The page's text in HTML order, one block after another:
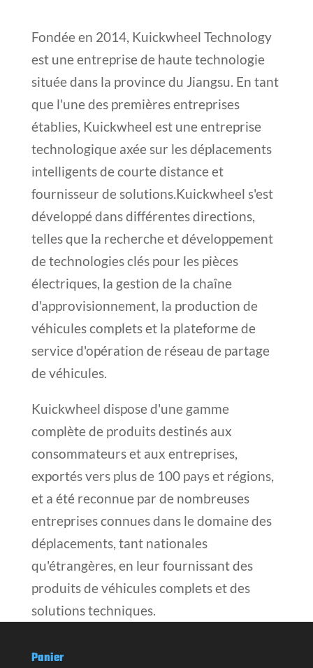
Fondée en 2014, Kuickwheel Technology
est une entreprise de haute technologie
située dans la province du Jiangsu. En tant
que l'une des premières entreprises
établies, Kuickwheel est une entreprise
technologique axée sur les déplacements
intelligents de courte distance et
fournisseur de solutions.Kuickwheel s'est
développé dans différentes directions,
telles que la recherche et développement
de technologies clés pour les pièces
électriques, la gestion de la chaîne
d'approvisionnement, la production de
véhicules complets et la plateforme de
service d'opération de réseau de partage
de véhicules.
Kuickwheel dispose d'une gamme
complète de produits destinés aux
consommateurs et aux entreprises,
exportés vers plus de 100 pays et régions,
et a été reconnue par de nombreuses
entreprises connues dans le domaine des
déplacements, tant nationales
qu'étrangères, en leur fournissant des
produits de véhicules complets et des
solutions techniques.
Panier